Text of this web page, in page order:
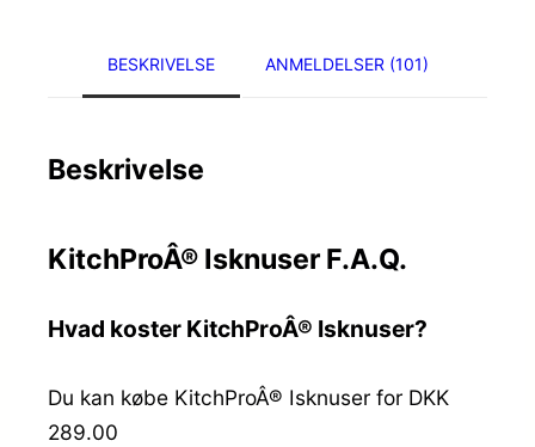
BESKRIVELSE ANMELDELSER (101)
Beskrivelse
KitchProÂ® Isknuser F.A.Q.
Hvad koster KitchProÂ® Isknuser?
Du kan købe KitchProÂ® Isknuser for DKK
289.00